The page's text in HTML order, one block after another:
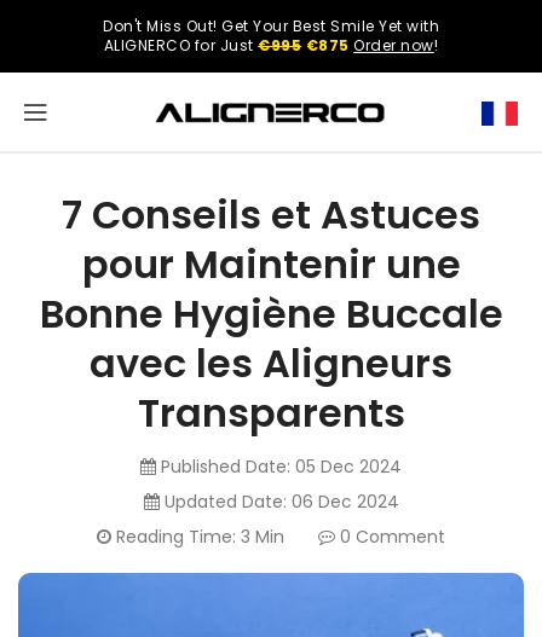
Don't Miss Out! Get Your Best Smile Yet with
ALIGNERCO for Just€995€875 Order now!
Select
America
United
States
English
Canada
7 Conseils et Astuces
pour Maintenir une
Bonne Hygiène Buccale
avec les Aligneurs
Transparents
Published Date: 05 Dec 2024
Updated Date: 06 Dec 2024
Reading Time: 3 Min
0 Comment